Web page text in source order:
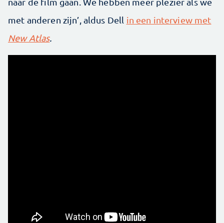
met anderen zijn’, aldus Dell in een interview met
New Atlas.